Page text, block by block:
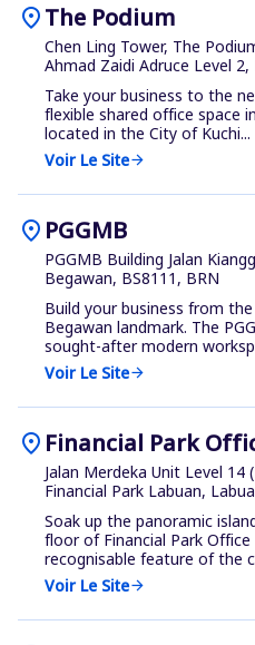
location_onThe Podium
Chen Ling Tower, The
Ahmad Zaidi Adruce Level
Take your business to the
flexible shared office space
located in the City of Kuchi...
Voir Le Sitearrow_forward
location_on PGGMB
PGGMB Building Jalan
Begawan, BS8111, BRN
Build your business from
Begawan landmark. The
sought-after modern
Voir Le Sitearrow_forward
location_on Financial Park
Jalan Merdeka Unit Level 14
Financial Park Labuan,
Soak up the panoramic
floor of Financial Park
recognisable feature of the
Voir Le Sitearrow_forward